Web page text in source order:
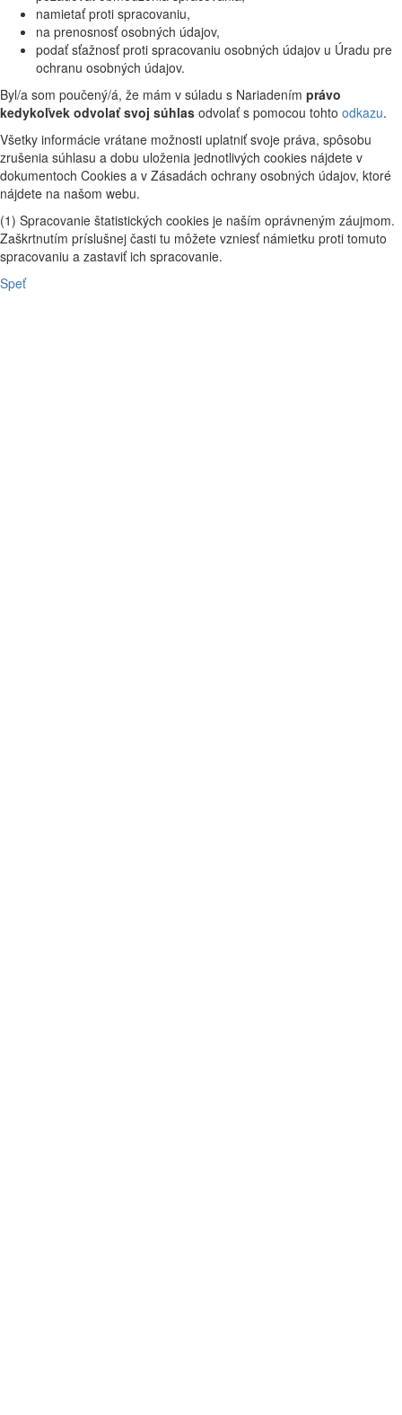
namietať proti spracovaniu,
na prenosnosť osobných údajov,
podať sťažnosť proti spracovaniu osobných údajov u Úradu pre
ochranu osobných údajov.
Byl/a som poučený/á, že mám v súladu s Nariadením právo
kedykoľvek odvolať svoj súhlas odvolať s pomocou tohto odkazu.
Všetky informácie vrátane možnosti uplatniť svoje práva, spôsobu
zrušenia súhlasu a dobu uloženia jednotlivých cookies nájdete v
dokumentoch Cookies a v Zásadách ochrany osobných údajov, ktoré
nájdete na našom webu.
(1) Spracovanie štatistických cookies je naším oprávneným záujmom.
Zaškrtnutím príslušnej časti tu môžete vzniesť námietku proti tomuto
spracovaniu a zastaviť ich spracovanie.
Speť